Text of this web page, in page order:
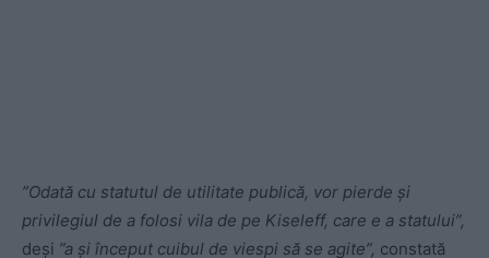
”Odată cu statutul de utilitate publică, vor pierde şi
privilegiul de a folosi vila de pe Kiseleff, care e a statului”,
deși ”a şi început cuibul de viespi să se agite”, constată